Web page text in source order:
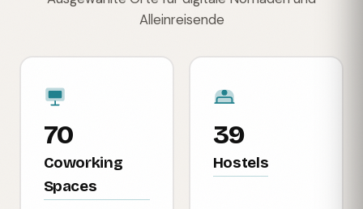
Alleinreisende
70
Coworking
Spaces
39
Hostels